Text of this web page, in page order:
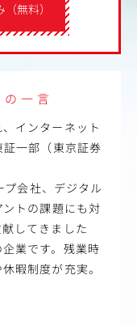
無料）
一言
インターネット
一部（東京証券
会社、デジタル
トの課題にも対
してきました
業です。残業時
暇制度が充実。